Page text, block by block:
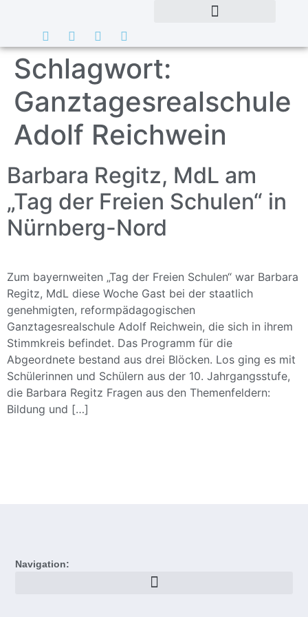
Schlagwort:
Ganztagesrealschule
Adolf Reichwein
Barbara Regitz, MdL am
„Tag der Freien Schulen“ in
Nürnberg-Nord
Zum bayernweiten „Tag der Freien Schulen“ war Barbara
Regitz, MdL diese Woche Gast bei der staatlich
genehmigten, reformpädagogischen
Ganztagesrealschule Adolf Reichwein, die sich in ihrem
Stimmkreis befindet. Das Programm für die
Abgeordnete bestand aus drei Blöcken. Los ging es mit
Schülerinnen und Schülern aus der 10. Jahrgangsstufe,
die Barbara Regitz Fragen aus den Themenfeldern:
Bildung und […]
Navigation: